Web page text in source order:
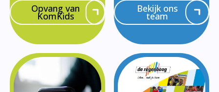
Opvang van
KomKids
Bekijk ons
team